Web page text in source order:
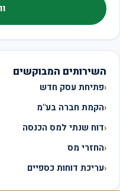
השירותים המבוקשים
פתיחת עסק חדש
הקמת חברה בע"מ
דוח שנתי למס הכנסה
החזרי מס
עריכת דוחות כספיים